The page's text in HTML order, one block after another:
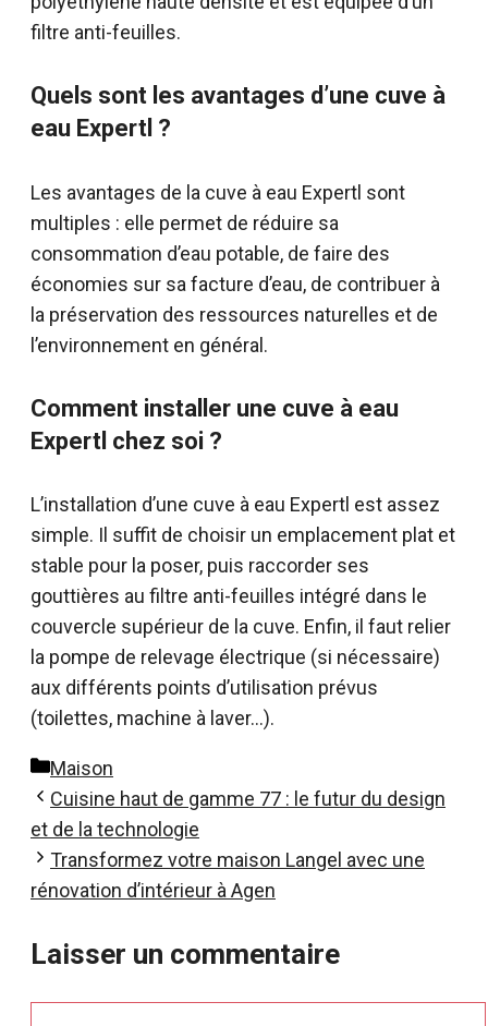
filtre anti-feuilles.
Quels sont les avantages d’une cuve à
eau Expertl ?
Les avantages de la cuve à eau Expertl sont
multiples : elle permet de réduire sa
consommation d’eau potable, de faire des
économies sur sa facture d’eau, de contribuer à
la préservation des ressources naturelles et de
l’environnement en général.
Comment installer une cuve à eau
Expertl chez soi ?
L’installation d’une cuve à eau Expertl est assez
simple. Il suffit de choisir un emplacement plat et
stable pour la poser, puis raccorder ses
gouttières au filtre anti-feuilles intégré dans le
couvercle supérieur de la cuve. Enfin, il faut relier
la pompe de relevage électrique (si nécessaire)
aux différents points d’utilisation prévus
(toilettes, machine à laver…).
Catégories
Maison
Cuisine haut de gamme 77 : le futur du design
et de la technologie
Transformez votre maison Langel avec une
rénovation d’intérieur à Agen
Laisser un commentaire